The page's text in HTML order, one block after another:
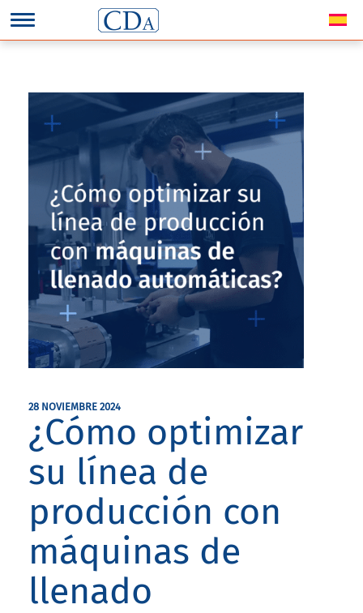
28 NOVIEMBRE 2024
¿Cómo optimizar
su línea de
producción con
máquinas de
llenado